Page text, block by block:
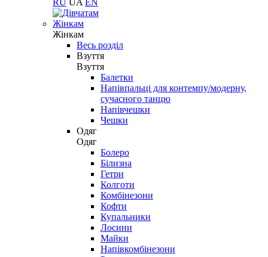
RU UA EN
Жінкам
Жінкам
Весь розділ
Взуття
Взуття
Балетки
Напівпальці для контемпу/модерну,
сучасного танцю
Напівчешки
Чешки
Одяг
Одяг
Болеро
Білизна
Гетри
Колготи
Комбінезони
Кофти
Купальники
Лосини
Майки
Напівкомбінезони